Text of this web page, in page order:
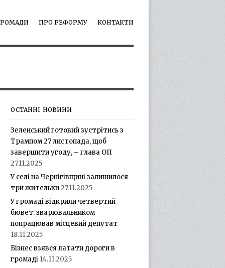
ПРО РЕФОРМУ КОНТАКТИ
ОСТАННІ НОВИНИ
Зеленський готовий зустрітись з
Трампом 27 листопада, щоб
завершити угоду, – глава ОП
27.11.2025
У селі на Чернігівщині залишилося
три жительки27.11.2025
У громаді відкрили четвертий
бювет: зварювальником
попрацював місцевий депутат
18.11.2025
Бізнес взявся латати дороги в
громаді 14.11.2025